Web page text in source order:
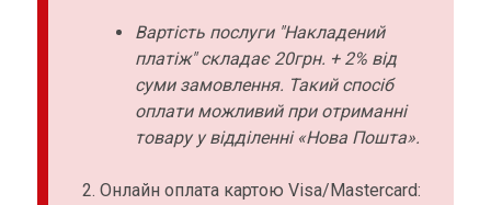
Вартість послуги "Накладений
платіж" складає 20грн. + 2% від
суми замовлення. Такий спосіб
оплати можливий при отриманні
товару у відділенні «Нова Пошта».
Онлайн оплата картою Visa/Mastercard: